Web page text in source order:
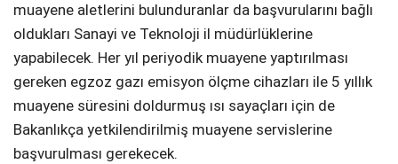
muayene aletlerini bulunduranlar da başvurularını bağlı
oldukları Sanayi ve Teknoloji il müdürlüklerine
yapabilecek. Her yıl periyodik muayene yaptırılması
gereken egzoz gazı emisyon ölçme cihazları ile 5 yıllık
muayene süresini doldurmuş ısı sayaçları için de
Bakanlıkça yetkilendirilmiş muayene servislerine
başvurulması gerekecek.